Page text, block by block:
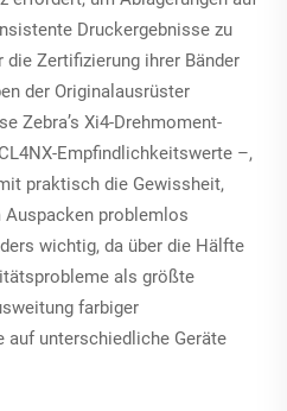
Druckergebnisse zu
Zertifizierung ihrer Bänder
der Originalausrüster
Zebra’s Xi4-Drehmoment-
Empfindlichkeitswerte –,
praktisch die Gewissheit,
problemlos
wichtig, da über die Hälfte
als größte
farbiger
auf unterschiedliche Geräte